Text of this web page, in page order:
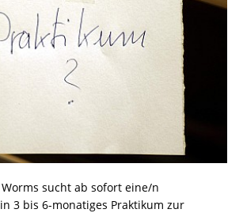
sucht ab sofort eine/n
3 bis 6-monatiges Praktikum zur